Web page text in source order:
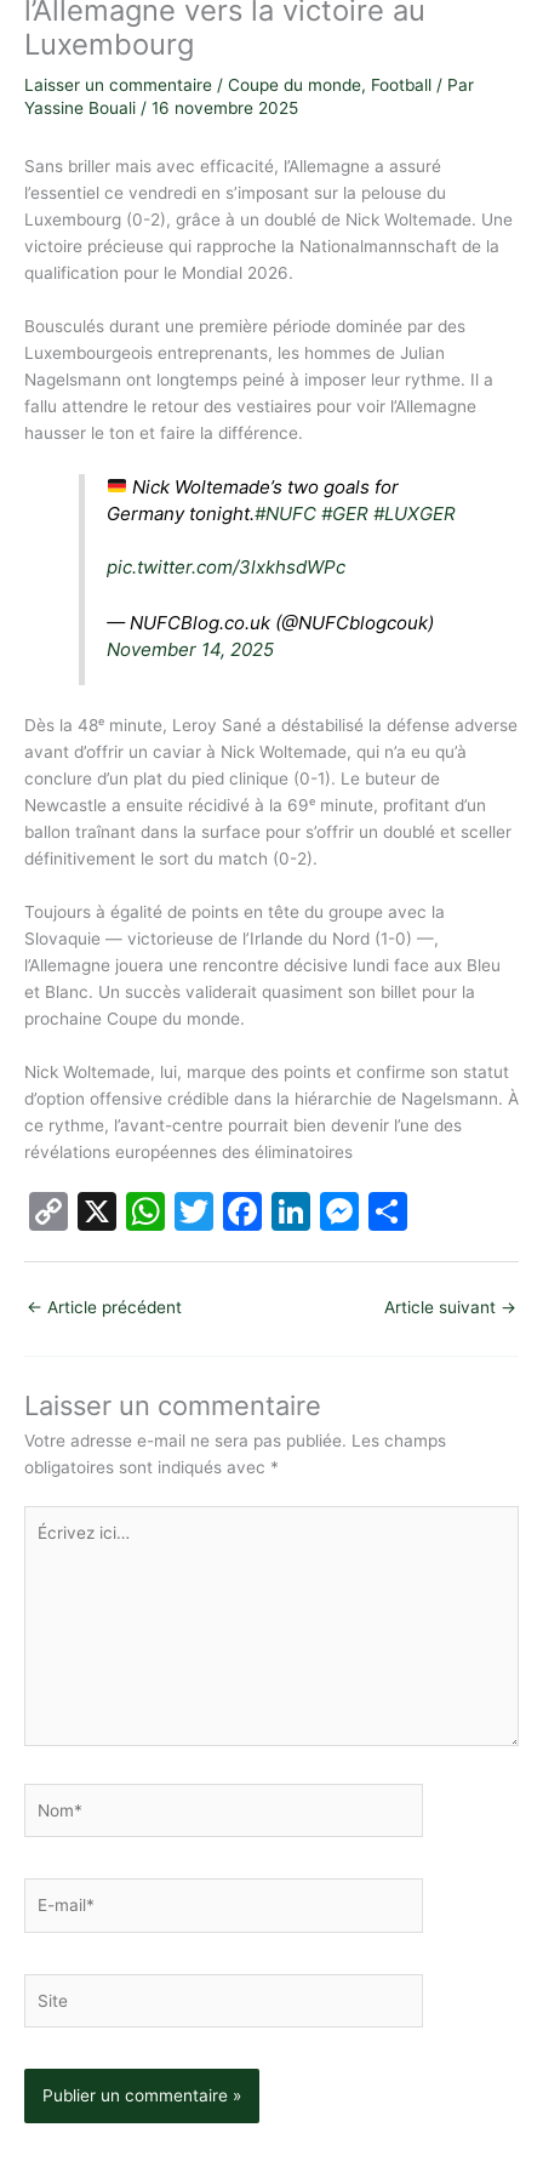
l’Allemagne vers la victoire au
Luxembourg
Laisser un commentaire / Coupe du monde, Football / Par
Yassine Bouali / 16 novembre 2025
Sans briller mais avec efficacité, l’Allemagne a assuré
l’essentiel ce vendredi en s’imposant sur la pelouse du
Luxembourg (0-2), grâce à un doublé de Nick Woltemade. Une
victoire précieuse qui rapproche la Nationalmannschaft de la
qualification pour le Mondial 2026.
Bousculés durant une première période dominée par des
Luxembourgeois entreprenants, les hommes de Julian
Nagelsmann ont longtemps peiné à imposer leur rythme. Il a
fallu attendre le retour des vestiaires pour voir l’Allemagne
hausser le ton et faire la différence.
Nick Woltemade’s two goals for
Germany tonight.#NUFC #GER #LUXGER
pic.twitter.com/3lxkhsdWPc
— NUFCBlog.co.uk (@NUFCblogcouk)
November 14, 2025
Dès la 48ᵉ minute, Leroy Sané a déstabilisé la défense adverse
avant d’offrir un caviar à Nick Woltemade, qui n’a eu qu’à
conclure d’un plat du pied clinique (0-1). Le buteur de
Newcastle a ensuite récidivé à la 69ᵉ minute, profitant d’un
ballon traînant dans la surface pour s’offrir un doublé et sceller
définitivement le sort du match (0-2).
Toujours à égalité de points en tête du groupe avec la
Slovaquie — victorieuse de l’Irlande du Nord (1-0) —,
l’Allemagne jouera une rencontre décisive lundi face aux Bleu
et Blanc. Un succès validerait quasiment son billet pour la
prochaine Coupe du monde.
Nick Woltemade, lui, marque des points et confirme son statut
d’option offensive crédible dans la hiérarchie de Nagelsmann. À
ce rythme, l’avant-centre pourrait bien devenir l’une des
révélations européennes des éliminatoires
C
o
p
y
n
k
X
W
h
s
p
p
T
w
F
a
o
o
k
Li
n
n
M
e
g
ar
ta
g
← Article précédent Article suivant →
Laisser un commentaire
Votre adresse e-mail ne sera pas publiée. Les champs
obligatoires sont indiqués avec *
Écrivez
ici…
mail*